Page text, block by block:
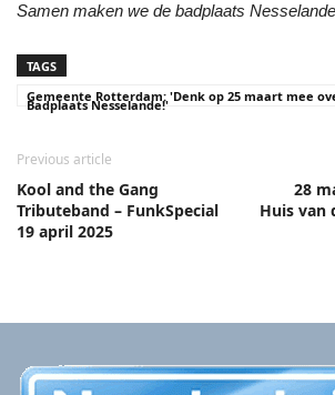
Samen maken we de badplaats
TAGS
Gemeente Rotterdam: 'Denk op 25 maart mee
Badplaats Nesselande!'
Previous article
Kool and the Gang
Tributeband – FunkSpecial
19 april 2025
28
Huis van